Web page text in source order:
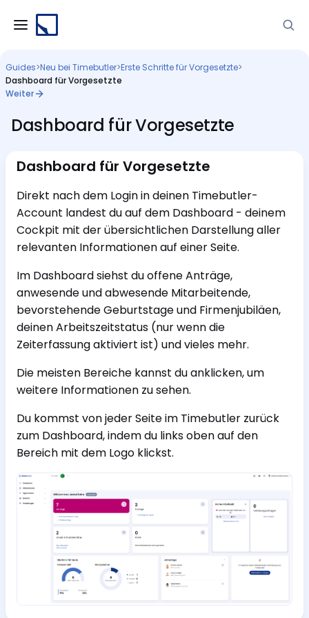
Guides>Neu bei Timebutler>Erste Schritte für Vorgesetzte>
Dashboard für Vorgesetzte
Weiter
Dashboard für Vorgesetzte
Dashboard für Vorgesetzte
Direkt nach dem Login in deinen Timebutler-
Account landest du auf dem Dashboard - deinem
Cockpit mit der übersichtlichen Darstellung aller
relevanten Informationen auf einer Seite.
Im Dashboard siehst du offene Anträge,
anwesende und abwesende Mitarbeitende,
bevorstehende Geburtstage und Firmenjubiläen,
deinen Arbeitszeitstatus (nur wenn die
Zeiterfassung aktiviert ist) und vieles mehr.
Die meisten Bereiche kannst du anklicken, um
weitere Informationen zu sehen.
Du kommst von jeder Seite im Timebutler zurück
zum Dashboard, indem du links oben auf den
Bereich mit dem Logo klickst.